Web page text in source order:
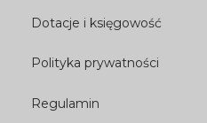
Dotacje i księgowość
Polityka prywatności
Regulamin